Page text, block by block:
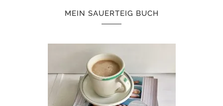
MEIN SAUERTEIG BUCH